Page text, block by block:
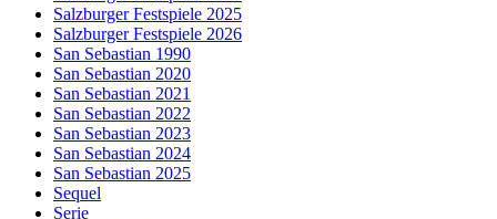
Salzburger Festspiele 2025
Salzburger Festspiele 2026
San Sebastian 1990
San Sebastian 2020
San Sebastian 2021
San Sebastian 2022
San Sebastian 2023
San Sebastian 2024
San Sebastian 2025
Sequel
Serie